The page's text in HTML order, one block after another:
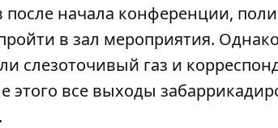
после начала конференции,
в зал мероприятия.
слезоточивый газ и
этого все выходы